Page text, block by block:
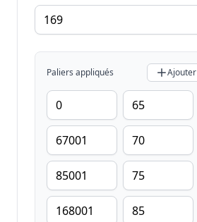
Paliers appliqués Ajouter